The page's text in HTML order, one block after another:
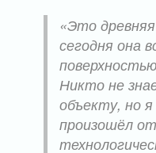
«Это
сегодня она
Никто не
объекту, но
произошёл